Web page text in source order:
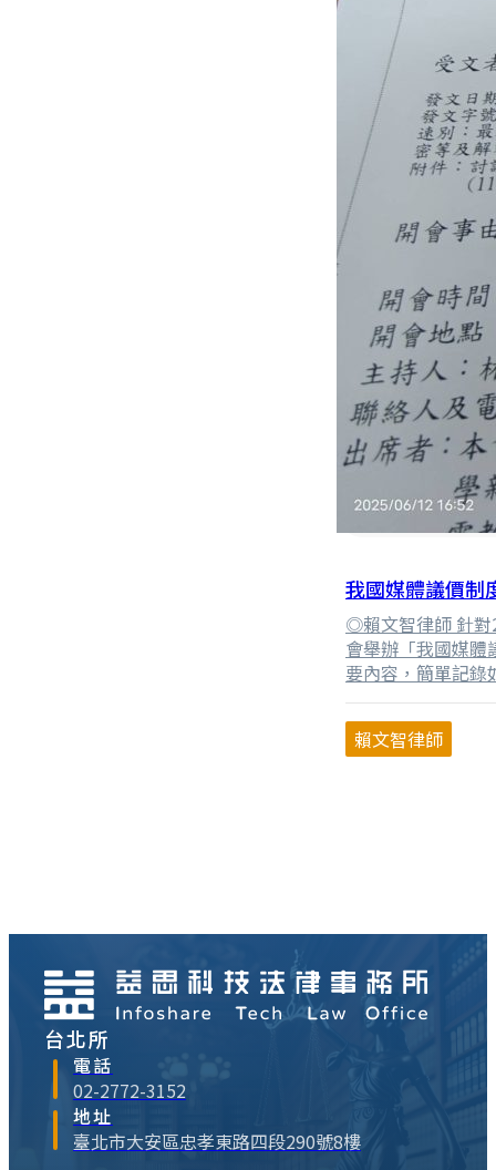
我國媒體議價制
◎賴文智律師 針對
會舉辦「我國媒體
要內容，簡單記錄
賴文智律師
台北所
電話
02-2772-3152
地址
臺北市大安區忠孝東路四段290號8樓